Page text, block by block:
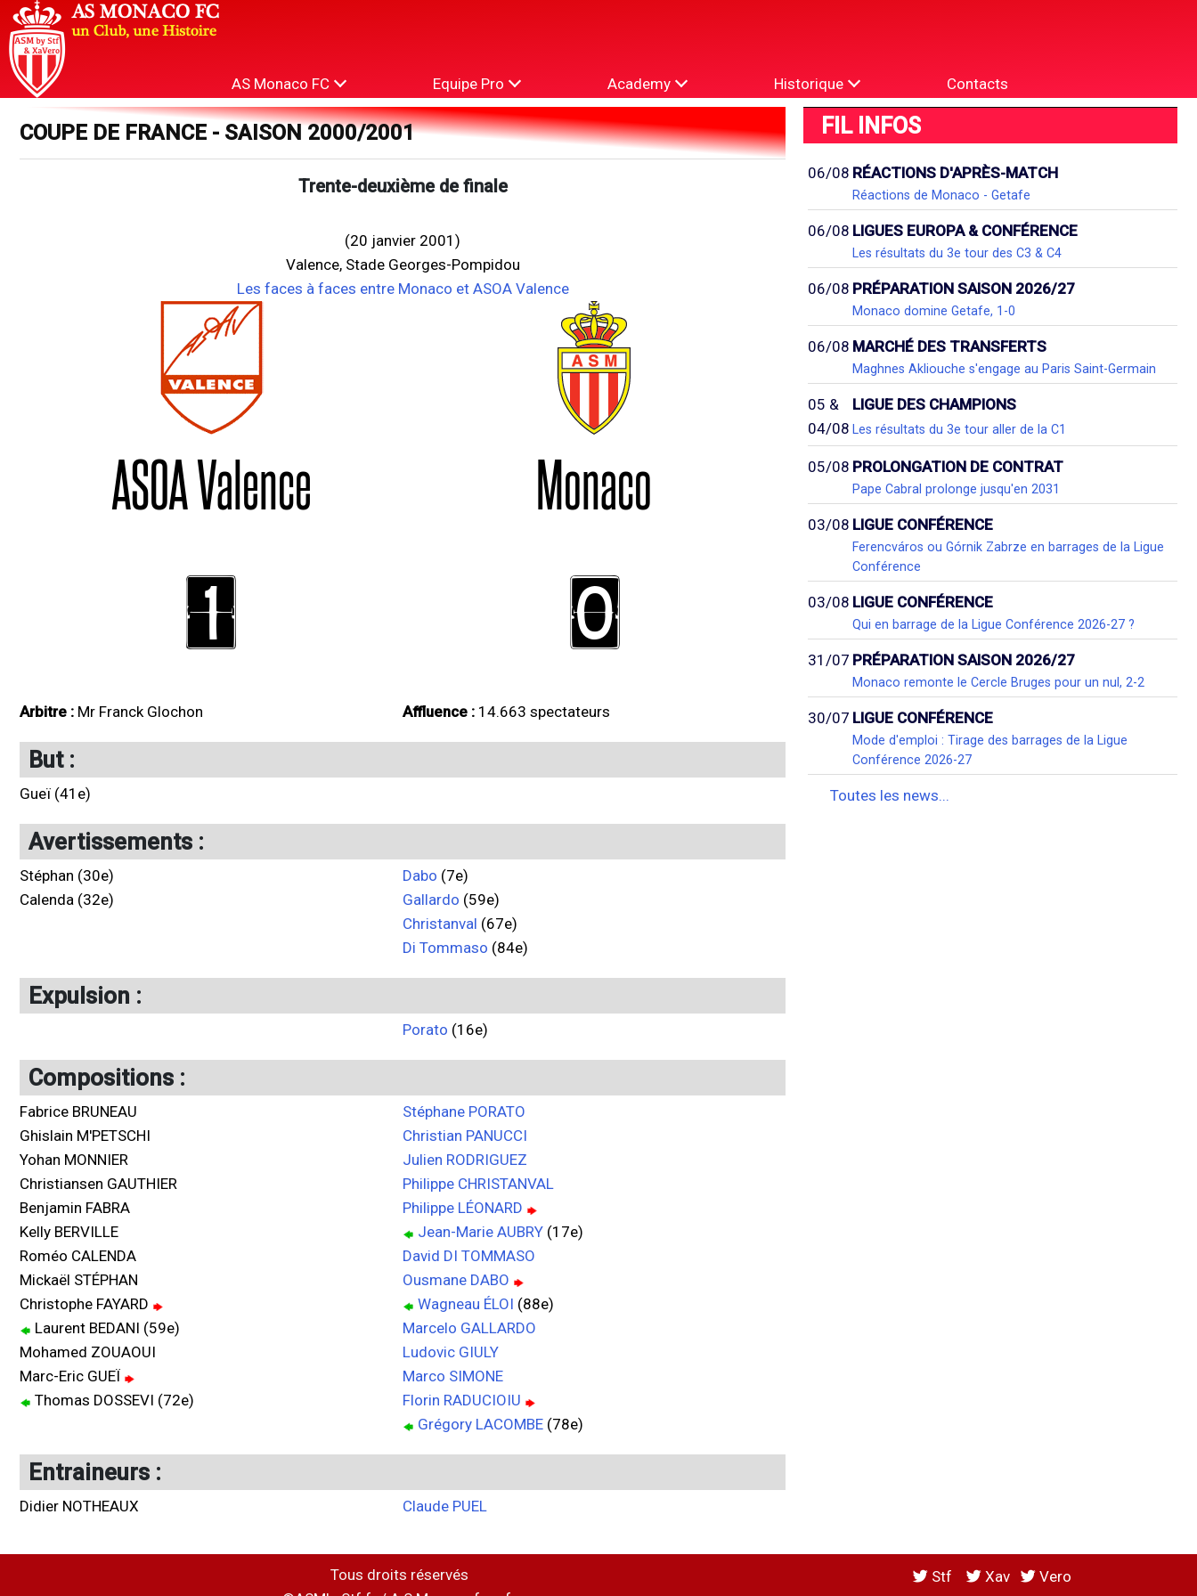
AS Monaco FC Equipe Pro Academy Historique Contacts
COUPE DE FRANCE - SAISON 2000/2001
Trente-deuxième de finale
(20 janvier 2001)
Valence, Stade Georges-Pompidou
Les faces à faces entre Monaco et ASOA Valence
ASOA Valence Monaco
1 0
Arbitre : Mr Franck Glochon Affluence : 14.663 spectateurs
But :
Gueï (41e)
Avertissements :
Stéphan (30e)
Calenda (32e)
Dabo (7e)
Gallardo (59e)
Christanval (67e)
Di Tommaso (84e)
Expulsion :
Porato (16e)
Compositions :
Fabrice BRUNEAU
Ghislain M'PETSCHI
Yohan MONNIER
Christiansen GAUTHIER
Benjamin FABRA
Kelly BERVILLE
Roméo CALENDA
Mickaël STÉPHAN
Christophe FAYARD
Laurent BEDANI (59e)
Mohamed ZOUAOUI
Marc-Eric GUEÏ
Thomas DOSSEVI (72e)
Stéphane PORATO
Christian PANUCCI
Julien RODRIGUEZ
Philippe CHRISTANVAL
Philippe LÉONARD
Jean-Marie AUBRY (17e)
David DI TOMMASO
Ousmane DABO
Wagneau ÉLOI (88e)
Marcelo GALLARDO
Ludovic GIULY
Marco SIMONE
Florin RADUCIOIU
Grégory LACOMBE (78e)
Entraineurs :
Didier NOTHEAUX Claude PUEL
FIL INFOS
06/08 RÉACTIONS D'APRÈS-MATCH
Réactions de Monaco - Getafe
06/08 LIGUES EUROPA & CONFÉRENCE
Les résultats du 3e tour des C3 & C4
06/08 PRÉPARATION SAISON 2026/27
Monaco domine Getafe, 1-0
06/08 MARCHÉ DES TRANSFERTS
Maghnes Akliouche s'engage au Paris Saint-Germain
05 &
04/08
LIGUE DES CHAMPIONS
Les résultats du 3e tour aller de la C1
05/08 PROLONGATION DE CONTRAT
Pape Cabral prolonge jusqu'en 2031
03/08 LIGUE CONFÉRENCE
Ferencváros ou Górnik Zabrze en barrages de la Ligue
Conférence
03/08 LIGUE CONFÉRENCE
Qui en barrage de la Ligue Conférence 2026-27 ?
31/07 PRÉPARATION SAISON 2026/27
Monaco remonte le Cercle Bruges pour un nul, 2-2
30/07 LIGUE CONFÉRENCE
Mode d'emploi : Tirage des barrages de la Ligue
Conférence 2026-27
Toutes les news...
Tous droits réservés
Stf Xav
Vero